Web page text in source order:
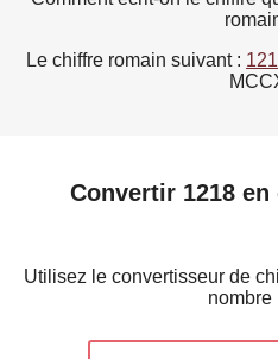
Le chiffre romain suivant :
Convertir 1218
Utilisez le convertisseur de
nombre